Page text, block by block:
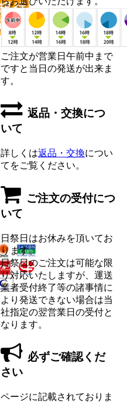
ご注文が営業日午前中まで
ですと当日の発送が出来ま
す。
返品・交換につ
いて
詳しくは返品・交換につい
てをご覧ください。
ご注文の受付につ
いて
日祭日はお休みを頂いてお
ります。
日祭日のご注文は可能な限
り対応いたしますが、運送
業者受付終了等の諸事情に
より発送できない場合は当
社指定の翌営業日の受付と
なります。
必ずご確認くだ
さい
ページに記載されておりま